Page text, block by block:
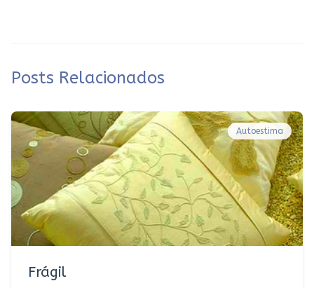
Posts Relacionados
Autoestima
Frágil